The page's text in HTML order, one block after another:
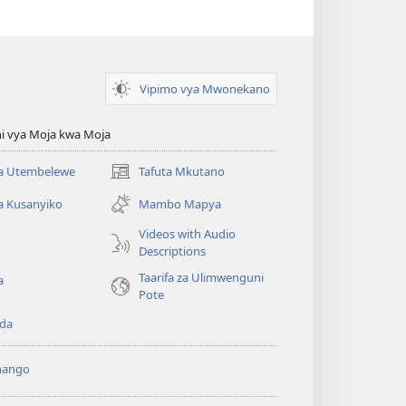
Vipimo vya Mwonekano
vya Moja kwa Moja
Utembelewe Tafuta Mkutano
(opens
new
window)
Kusanyiko
Mambo Mapya
Videos with Audio
Descriptions
Taarifa za Ulimwenguni
Pote